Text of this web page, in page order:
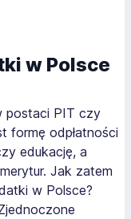
w Polsce
postaci PIT czy
formę odpłatności
edukację, a
Jak zatem
w Polsce?